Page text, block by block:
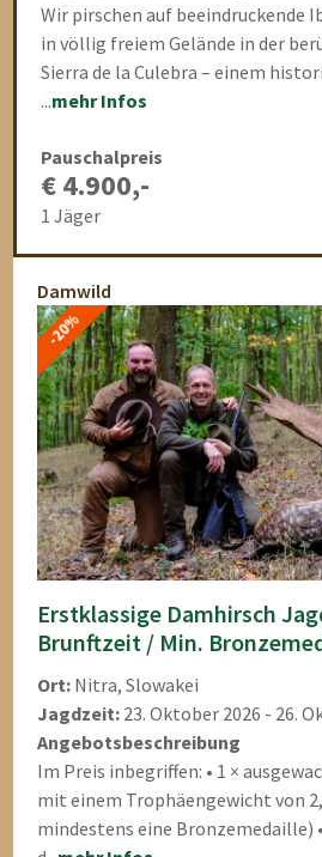
Wir pirschen auf beeindruckende
in völlig freiem Gelände in der
Sierra de la Culebra – einem
...mehr Infos
Pauschalpreis
€ 4.900,-
1 Jäger
Damwild
-20%
Erstklassige Damhirsch
Brunftzeit / Min.
Ort: Nitra, Slowakei
Jagdzeit: 23. Oktober 2026 - 26.
Angebotsbeschreibung
Im Preis inbegriffen: • 1 ×
mit einem Trophäengewicht von
mindestens eine Bronzemedaille)